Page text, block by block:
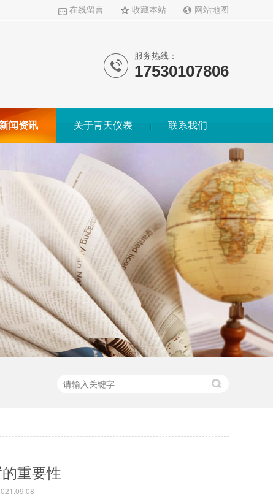
在线留言 收藏本站 网站地图
服务热线：
17530107806
新闻资讯 关于青天仪表 联系我们
重要性